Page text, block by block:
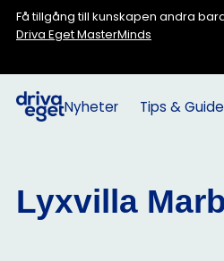
Få tillgång till kunskapen andra
Driva Eget MasterMinds
Nyheter Tips &
Lyxvilla